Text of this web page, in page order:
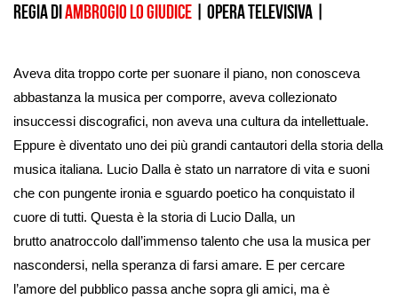
Regia diAmbrogio Lo Giudice | opera televisiva |
Aveva dita troppo corte per suonare il piano, non conosceva
abbastanza la musica per comporre, aveva collezionato
insuccessi discografici, non aveva una cultura da intellettuale.
Eppure è diventato uno dei più grandi cantautori della storia della
musica italiana. Lucio Dalla è stato un narratore di vita e suoni
che con pungente ironia e sguardo poetico ha conquistato il
cuore di tutti. Questa è la storia di Lucio Dalla, un
brutto anatroccolo dall’immenso talento che usa la musica per
nascondersi, nella speranza di farsi amare. E per cercare
l’amore del pubblico passa anche sopra gli amici, ma è